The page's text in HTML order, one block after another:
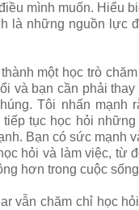
mình muốn. Hiểu
là những nguồn lực
một học trò
và bạn cần phải
Tôi nhấn mạnh
tiếp tục học hỏi
Bạn có sức mạnh
hỏi và làm việc, từ
hơn trong cuộc
vẫn chăm chỉ học